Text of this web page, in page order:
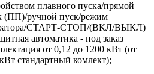
плавного пуска/прямой
(ПП)/ручной пуск/режим
СТАРТ-СТОП/(ВКЛ/ВЫКЛ)
автоматика - под заказ
от 0,12 до 1200 кВт (от
стандартный комлект);